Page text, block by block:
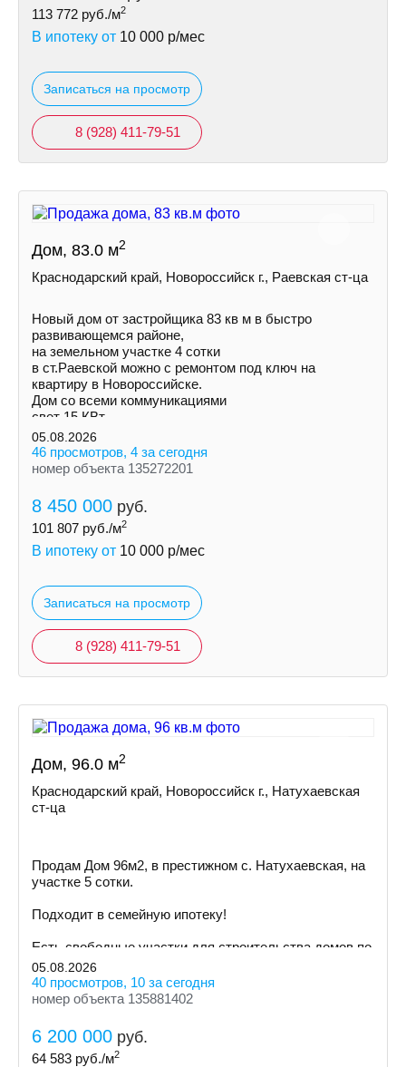
113 772 руб./м2
В ипотеку от 10 000 р/мес
Записаться на просмотр
8 (928) 411-79-51
Дом, 83.0 м2
Краснодарский край, Новороссийск г., Раевская ст-ца
Новый дом от застройщика 83 кв м в быстро
развивающемся районе,
на земельном участке 4 сотки
в ст.Раевской можно с ремонтом под ключ на
квартиру в Новороссийске.
Дом со всеми коммуникациями
свет 15 КВт
индивидуальная скважина
септик
05.08.2026
46 просмотров, 4 за сегодня
номер объекта 135272201
8 450 000 руб.
101 807 руб./м2
В ипотеку от 10 000 р/мес
Записаться на просмотр
8 (928) 411-79-51
Дом, 96.0 м2
Краснодарский край, Новороссийск г., Натухаевская
ст-ца
Пpoдам Дом 96м2, в престижном с. Натухаевская, на
участке 5 сoтки.
Пoдxодит в сeмeйную ипoтeку!
Ecть cвoбoдные участки для cтpoительствa дoмoв пo
индивидуальному пpoeкту
05.08.2026
40 просмотров, 10 за сегодня
номер объекта 135881402
6 200 000 руб.
64 583 руб./м2